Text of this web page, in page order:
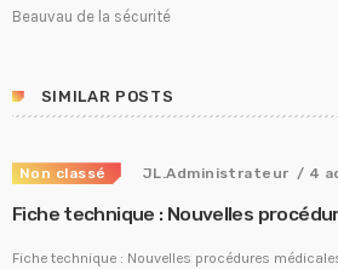
Beauvau de la sécurité
SIMILAR POSTS
Non classé JL.Administrateur / 4
Fiche technique : Nouvelles
Fiche technique : Nouvelles procédures